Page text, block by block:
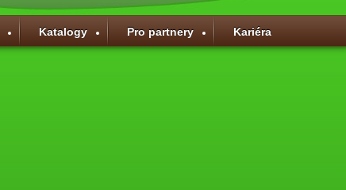
Katalogy Pro partnery Kariéra